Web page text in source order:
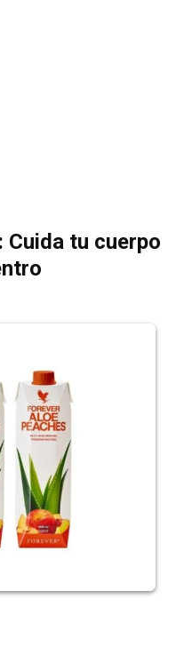
Cuida tu cuerpo